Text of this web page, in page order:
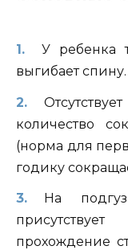
У ребенка
выгибает спину.
количество
(норма для
годику
На
прохождение